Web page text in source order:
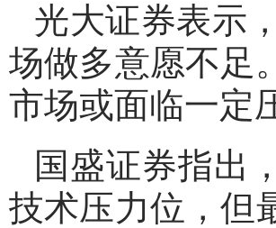
光大证券表示
场做多意愿不足
市场或面临一定
国盛证券指出
技术压力位，但